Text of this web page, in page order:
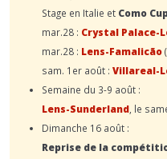
Stage en Italie et Como
mar.28 : Crystal Palace-
mar.28 : Lens-Famalicão
sam. 1er août : Villareal-
Semaine du 3-9 août :
Lens-Sunderland , le
Dimanche 16 août :
Reprise de la